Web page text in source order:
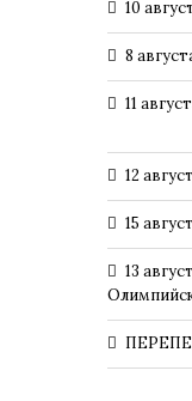
10
8
11
12
15
13